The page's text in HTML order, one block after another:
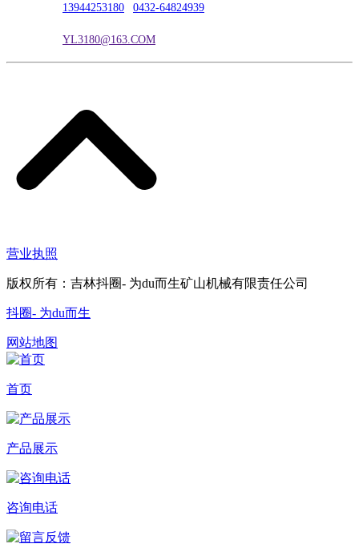
13944253180 0432-64824939
YL3180@163.COM
营业执照
版权所有：吉林抖圈- 为du而生矿山机械有限责任公司
抖圈- 为du而生
网站地图
首页
产品展示
咨询电话